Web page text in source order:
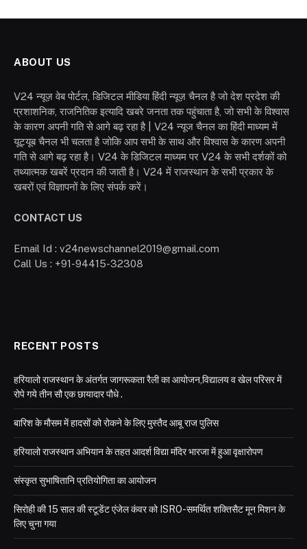
ABOUT US
V24 न्यूज़ वेब पोर्टल, डिजिटल मीडिया हिंदी न्यूज़ चैनल है जो देश प्रदेश की
प्रशाशनिक, राजनितिक इत्यादि खबरे जनता तक पहुंचाता है, जो सभी के विश्वास
के कारण अपनी गति से आगे बढ़ रहा है | V24 न्यूज चैनल का हिंदी माध्यम में
यूट्यूब चैनल भी चलता है जोकि आप सभी के साथ और विश्वास के कारण अपनी
गति से आगे बढ़ रहा है। V24 के डिजिटल माध्यम पर V24 के सभी दर्शकों को
तथ्यात्मक खबरें प्रदान की जाती है। V24 में राजस्थान के सभी प्रकार के
खबरों एवं विज्ञापनों के लिए संपर्क करें।
CONTACT US
Email Id : v24newschannel2019@gmail.com
Call Us : +91-94415-32308
RECENT POSTS
हरियालो राजस्थान के अंतर्गत जागरूकता रैली का आयोजन,विद्यालय व खेल परिसर में
रोपे गये तीन सौ एक छायादार पौधे .
बारिश के मौसम में हादसों को रोकने के लिए मुस्तैद आबू राज पुलिस
हरियालो राजस्थान अभियान के तहत आदर्श विद्या मंदिर भारजा में हुआ वृक्षारोपण
संस्कृत सुभाषितानि प्रतियोगिता का आयोजन
सिरोही की 15 साल की स्टूडेंट एंजेल कंवर को ISRO-समर्थित शक्तिसैट मून मिशन के
लिए चुना गया